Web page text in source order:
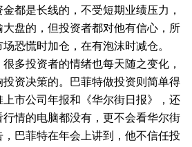
都是长线的，不受短期业绩压力，
盘的，但投资者都对他有信心，所
恐慌时加仓，在有泡沫时减仓。
多投资者的情绪也每天随之变化，
资决策的。巴菲特做投资则简单得
市公司年报和《华尔街日报》，还
情的电脑都没有，更不会看华尔街
巴菲特在年会上讲到，他不信任投